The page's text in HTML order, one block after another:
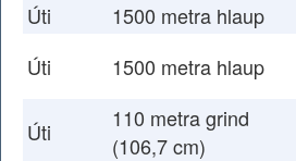
Úti
1500 metra hlaup
Úti
1500 metra hlaup
Úti
110 metra grind
(106,7 cm)